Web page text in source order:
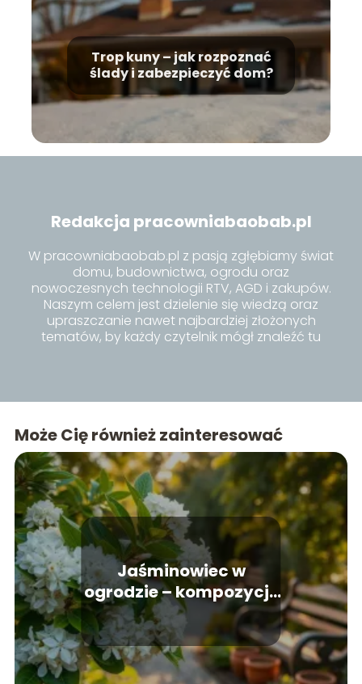
Trop kuny – jak rozpoznać
ślady i zabezpieczyć dom?
Redakcja pracowniabaobab.pl
W pracowniabaobab.pl z pasją zgłębiamy świat
domu, budownictwa, ogrodu oraz
nowoczesnych technologii RTV, AGD i zakupów.
Naszym celem jest dzielenie się wiedzą oraz
upraszczanie nawet najbardziej złożonych
tematów, by każdy czytelnik mógł znaleźć tu
Może Cię również zainteresować
Jaśminowiec w
ogrodzie – kompozycje
i aranżacje